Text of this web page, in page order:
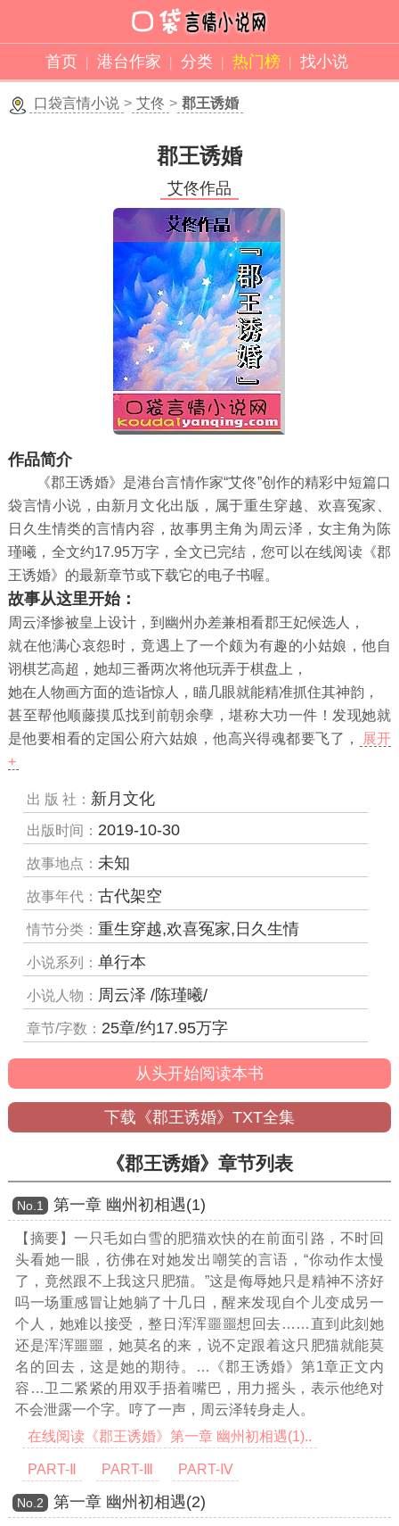
首页 港台作家 分类 热门榜 找小说
口袋言情小说 > 艾佟 > 郡王诱婚
郡王诱婚
艾佟作品
作品简介
《郡王诱婚》是港台言情作家“艾佟”创作的精彩中短篇口
袋言情小说，由新月文化出版，属于重生穿越、欢喜冤家、
日久生情类的言情内容，故事男主角为周云泽，女主角为陈
瑾曦，全文约17.95万字，全文已完结，您可以在线阅读《郡
王诱婚》的最新章节或下载它的电子书喔。
故事从这里开始：
周云泽惨被皇上设计，到幽州办差兼相看郡王妃候选人，
就在他满心哀怨时，竟遇上了一个颇为有趣的小姑娘，他自
诩棋艺高超，她却三番两次将他玩弄于棋盘上，
她在人物画方面的造诣惊人，瞄几眼就能精准抓住其神韵，
甚至帮他顺藤摸瓜找到前朝余孽，堪称大功一件！发现她就
是他要相看的定国公府六姑娘，他高兴得魂都要飞了，
展开
+
出 版 社： 新月文化
出版时间： 2019-10-30
故事地点： 未知
故事年代：古代架空
情节分类：重生穿越,欢喜冤家,日久生情
小说系列：单行本
小说人物： 周云泽 /陈瑾曦/
章节/字数： 25章/约17.95万字
从头开始阅读本书
下载《郡王诱婚》TXT全集
《郡王诱婚》章节列表
Νο.1 第一章 幽州初相遇(1)
【摘要】一只毛如白雪的肥猫欢快的在前面引路，不时回
头看她一眼，彷佛在对她发出嘲笑的言语，“你动作太慢
了，竟然跟不上我这只肥猫。”这是侮辱她只是精神不济好
吗一场重感冒让她躺了十几日，醒来发现自个儿变成另一
个人，她难以接受，整日浑浑噩噩想回去……直到此刻她
还是浑浑噩噩，她莫名的来，说不定跟着这只肥猫就能莫
名的回去，这是她的期待。
…《郡王诱婚》第1章正文内
容…卫二紧紧的用双手捂着嘴巴，用力摇头，表示他绝对
不会泄露一个字。哼了一声，周云泽转身走人。
在线阅读《郡王诱婚》第一章 幽州初相遇(1)..
PART-Ⅱ PART-Ⅲ PART-Ⅳ
Νο.2 第一章 幽州初相遇(2)